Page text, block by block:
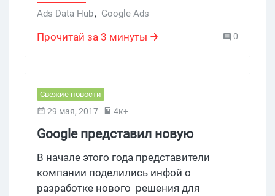
Ads Data Hub, Google Ads
Прочитай за 3 минуты 0
Свежие новости
29 мая, 2017 4к+
Google представил новую
систему для измерения
рекламы
В начале этого года представители
компании поделились инфой о
разработке нового решения для